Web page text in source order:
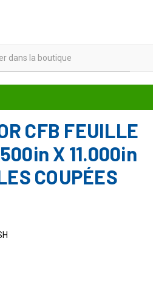
CFB FEUILLE
X 11.000in
COUPÉES